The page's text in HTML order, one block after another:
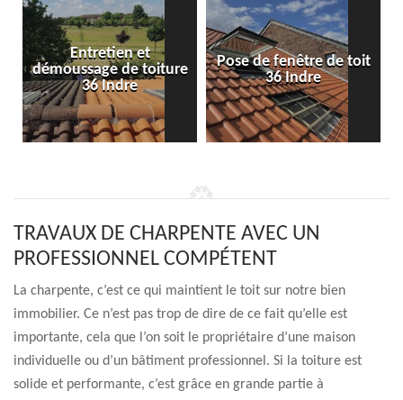
Entretien et
démoussage de toiture
36 Indre
Pose de fenêtre de toit
36 Indre
TRAVAUX DE CHARPENTE AVEC UN
PROFESSIONNEL COMPÉTENT
La charpente, c’est ce qui maintient le toit sur notre bien
immobilier. Ce n’est pas trop de dire de ce fait qu’elle est
importante, cela que l’on soit le propriétaire d’une maison
individuelle ou d’un bâtiment professionnel. Si la toiture est
solide et performante, c’est grâce en grande partie à